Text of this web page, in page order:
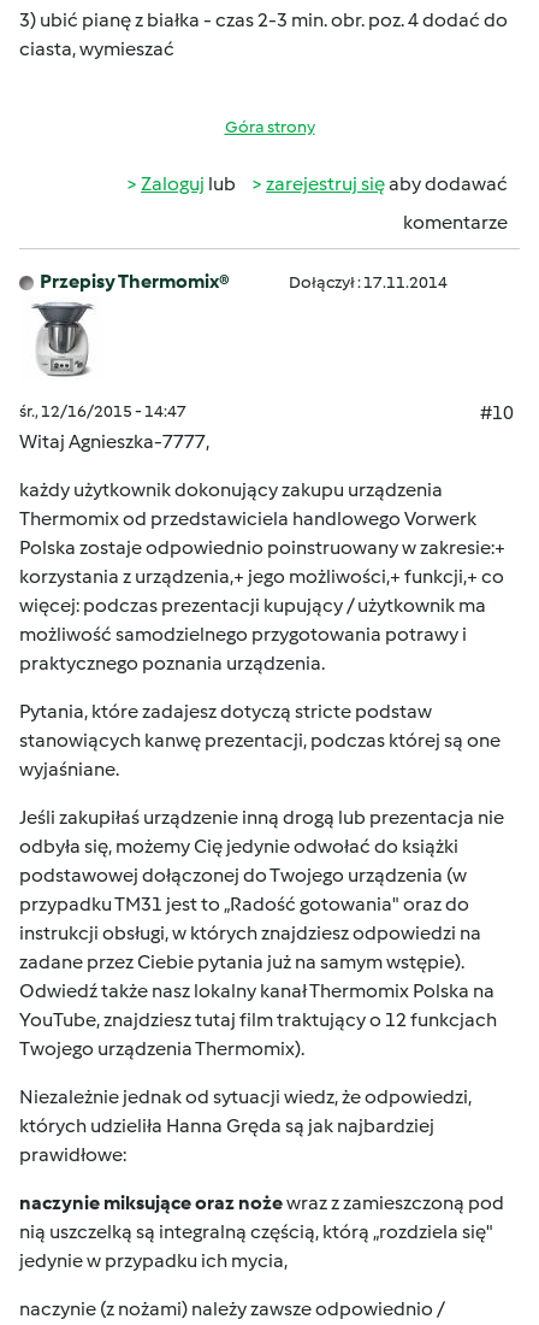
3) ubić pianę z białka - czas 2-3 min. obr. poz. 4 dodać do
ciasta, wymieszać
Góra strony
Zaloguj lub zarejestruj sięaby dodawać
komentarze
Przepisy Thermomix® Dołączył : 17.11.2014
śr., 12/16/2015 - 14:47
#10
Witaj Agnieszka-7777,
każdy użytkownik dokonujący zakupu urządzenia
Thermomix od przedstawiciela handlowego Vorwerk
Polska zostaje odpowiednio poinstruowany w zakresie:+
korzystania z urządzenia,+ jego możliwości,+ funkcji,+ co
więcej: podczas prezentacji kupujący / użytkownik ma
możliwość samodzielnego przygotowania potrawy i
praktycznego poznania urządzenia.
Pytania, które zadajesz dotyczą stricte podstaw
stanowiących kanwę prezentacji, podczas której są one
wyjaśniane.
Jeśli zakupiłaś urządzenie inną drogą lub prezentacja nie
odbyła się, możemy Cię jedynie odwołać do książki
podstawowej dołączonej do Twojego urządzenia (w
przypadku TM31 jest to „Radość gotowania" oraz do
instrukcji obsługi, w których znajdziesz odpowiedzi na
zadane przez Ciebie pytania już na samym wstępie).
Odwiedź także nasz lokalny kanał Thermomix Polska na
YouTube, znajdziesz tutaj film traktujący o 12 funkcjach
Twojego urządzenia Thermomix).
Niezależnie jednak od sytuacji wiedz, że odpowiedzi,
których udzieliła Hanna Gręda są jak najbardziej
prawidłowe:
naczynie miksujące oraz nożewraz z zamieszczoną pod
nią uszczelką są integralną częścią, którą „rozdziela się"
jedynie w przypadku ich mycia,
naczynie (z nożami) należy zawsze odpowiednio /